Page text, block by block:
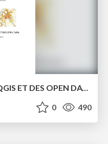
CREER DES CARTES AVEC QGIS ET DES OPEN DATA
0 490